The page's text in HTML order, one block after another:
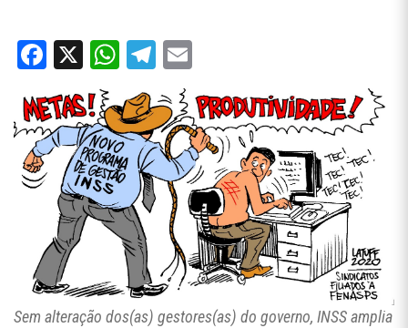
Facebook
X WhatsApp
Telegram
Sem alteração dos(as) gestores(as) do governo, INSS amplia